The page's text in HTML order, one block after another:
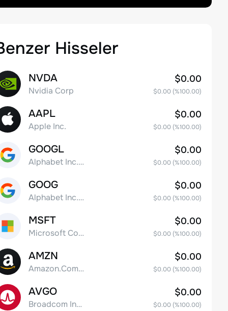
Hisseler
NVDA
Nvidia Corp
$0.00
$0.00(%100.00)
AAPL
Apple Inc.
$0.00
$0.00(%100.00)
GOOGL
Alphabet Inc. Class A Common Stock
$0.00
$0.00(%100.00)
GOOG
Alphabet Inc. Class C Capital Stock
$0.00
$0.00(%100.00)
MSFT
Microsoft Corp
$0.00
$0.00(%100.00)
AMZN
Amazon.Com Inc
$0.00
$0.00(%100.00)
AVGO
Broadcom Inc. Common Stock
$0.00
$0.00(%100.00)